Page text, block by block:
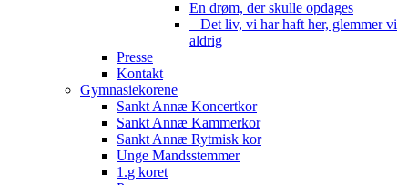
En drøm, der skulle opdages
– Det liv, vi har haft her, glemmer vi
aldrig
Presse
Kontakt
Gymnasiekorene
Sankt Annæ Koncertkor
Sankt Annæ Kammerkor
Sankt Annæ Rytmisk kor
Unge Mandsstemmer
1.g koret